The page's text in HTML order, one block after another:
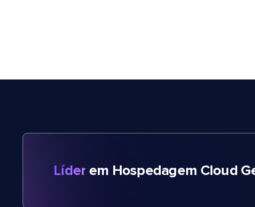
Líder em Hospedagem Cloud